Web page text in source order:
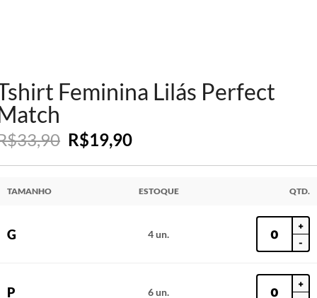
Feminina Lilás Perfect
33,90 R$19,90
TAMANHO ESTOQUE QTD.
G 4 un.
+
-
P 6 un.
+